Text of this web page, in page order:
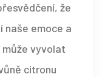
že
naše emoce a
vyvolat
citronu